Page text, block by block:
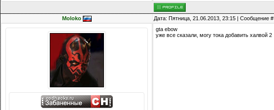
Moloko Дата: Пятница, 21.06.2013, 23:15 | Сообщение #
gta ebow
уже все сказали, могу тока добавить халвой 2